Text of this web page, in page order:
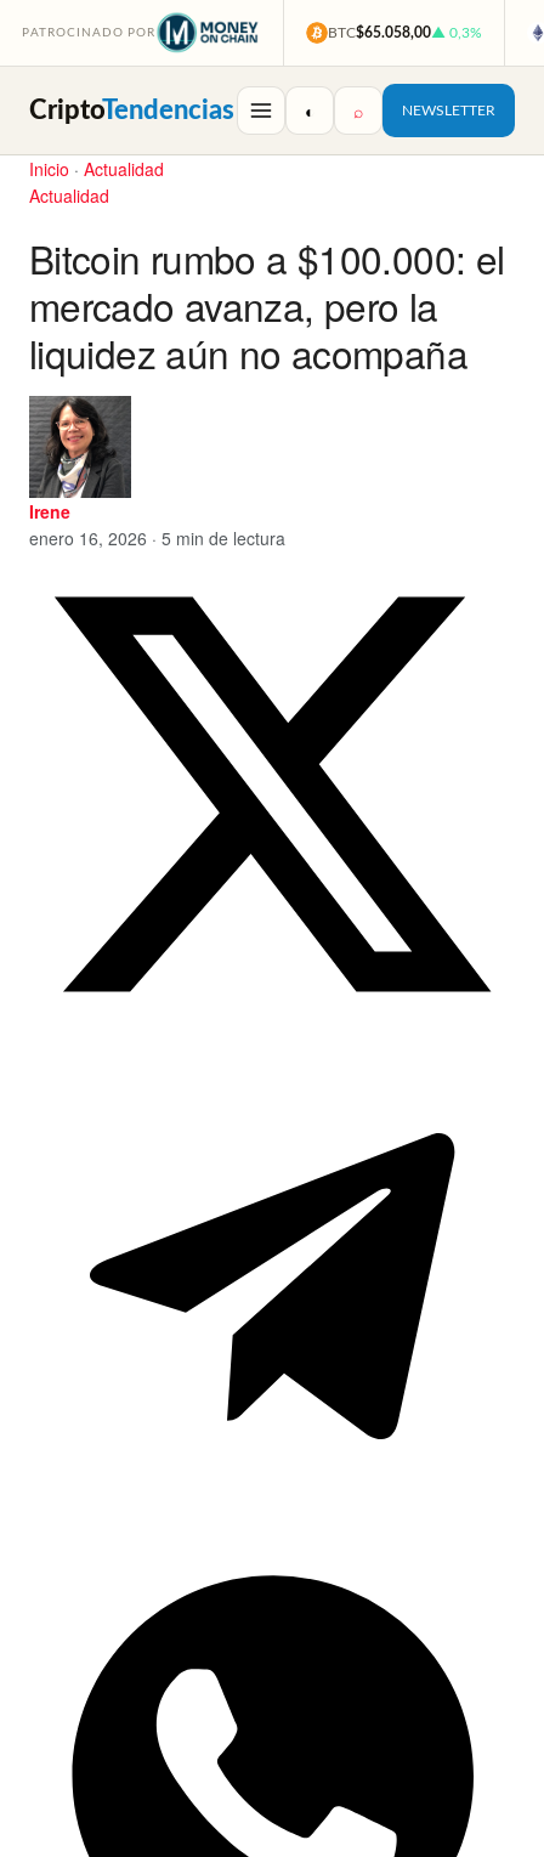
PATROCINADO POR BTC$65.058,00▲ 0,3%
CriptoTendencias ◐ ⌕ NEWSLETTER
Inicio · Actualidad
Actualidad
Bitcoin rumbo a $100.000: el
mercado avanza, pero la
liquidez aún no acompaña
Irene
enero 16, 2026 · 5 min de lectura